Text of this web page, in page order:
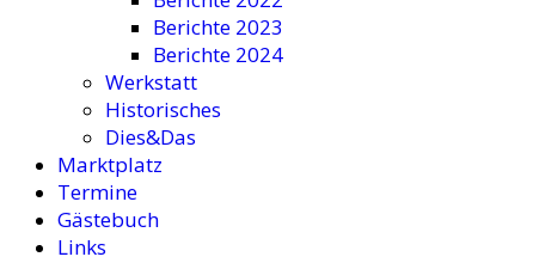
Berichte 2023
Berichte 2024
Werkstatt
Historisches
Dies&Das
Marktplatz
Termine
Gästebuch
Links